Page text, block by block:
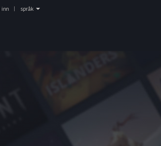
inn språk